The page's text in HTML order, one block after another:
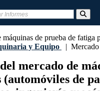
y Equipo |
mercado de
de